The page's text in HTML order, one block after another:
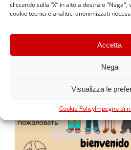
cliccando sulla “X” in alto a destra o
cookie tecnici e analitici anonimizzati
Accetta
Nega
Visualizza le
Cookie PolicyImpegno di